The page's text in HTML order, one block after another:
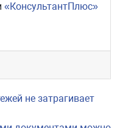
«КонсультантПлюс»
не затрагивает